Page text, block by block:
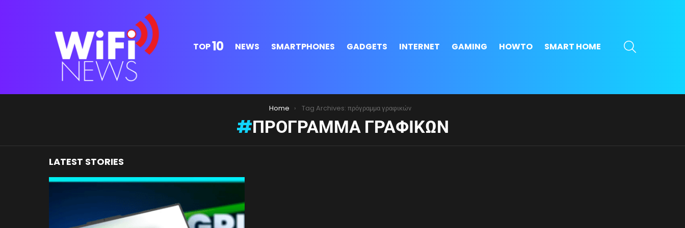
TOP10 NEWS SMARTPHONES GADGETS INTERNET GAMING HOWTO SMART HOME
Home Tag Archives: πρόγραμμα γραφικών
ΠΡΌΓΡΑΜΜΑ ΓΡΑΦΙΚΏΝ
LATEST STORIES